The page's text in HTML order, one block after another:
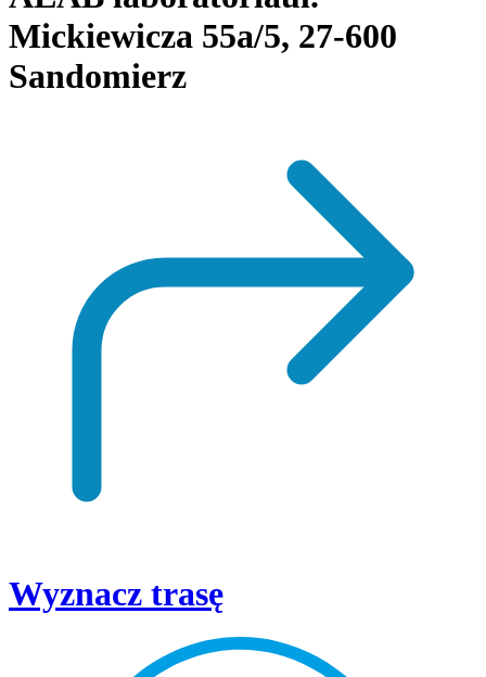
Mickiewicza 55a/5, 27-600
Sandomierz
Wyznacz trasę